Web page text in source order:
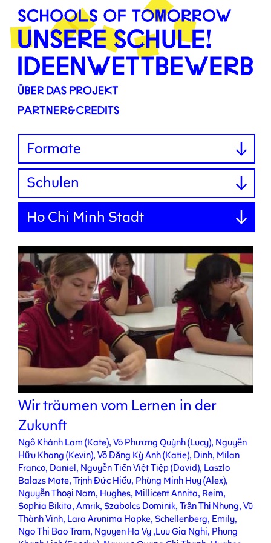
Altersgruppen
Formate
Schulen
Ho Chi Minh Stadt
Wir träumen vom Lernen in der
Zukunft
Ngô Khánh Lam (Kate), Võ Phương Quỳnh (Lucy), Nguyễn
Hữu Khang (Kevin), Võ Đặng Kỳ Anh (Katie), Dinh, Milan
Franco, Daniel, Nguyễn Tiến Việt Tiệp (David), Laszlo
Balazs Mate, Trịnh Đức Hiếu, Phùng Minh Huy (Alex),
Nguyễn Thoại Nam, Hughes, Millicent Annita, Reim,
Sophia Bikita, Amrik, Szabolcs Dominik, Trần Thị Nhung, Vũ
Thành Vinh, Lara Arunima Hapke, Schellenberg, Emily,
Ngo Thi Bao Tram, Nguyen Ha Vy ,Luu Gia Nghi, Phung